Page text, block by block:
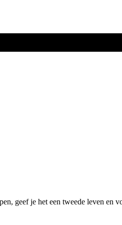
geef je het een tweede leven en